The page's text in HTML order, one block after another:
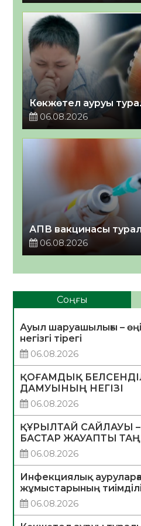
Көкжөтел ауруы
06.08.2026
АПВ вакцинасы
06.08.2026
Соңғы
Ауыл шаруашылығы –
негізгі тірегі
06.08.2026
ҚОҒАМДЫҚ
ДАМУЫНЫҢ НЕГІЗІ
06.08.2026
ҚҰРЫЛТАЙ САЙЛАУЫ
БАСТАР ЖАУАПТЫ
06.08.2026
Инфекциялық
жұмыстарының
06.08.2026